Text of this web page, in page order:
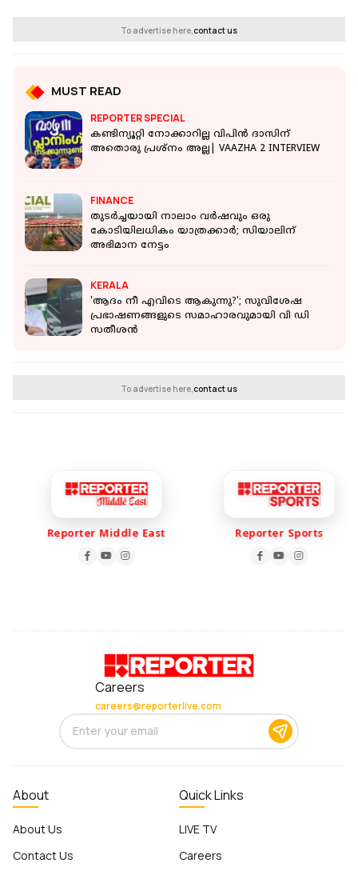
To advertise here,contact us
MUST READ
REPORTER SPECIAL
കണ്ടിന്യൂറ്റി നോക്കാറില്ല വിപിൻ ദാസിന്
അതൊരു പ്രശ്നം അല്ല| VAAZHA 2 INTERVIEW
FINANCE
തുടർച്ചയായി നാലാം വർഷവും ഒരു
കോടിയിലധികം യാത്രക്കാർ; സിയാലിന്
അഭിമാന നേട്ടം
KERALA
'ആദം നീ എവിടെ ആകുന്നു?'; സുവിശേഷ
പ്രഭാഷണങ്ങളുടെ സമാഹാരവുമായി വി ഡി
സതീശന്‍
To advertise here,contact us
Reporter Middle East Reporter Sports
Careers
careers@reporterlive.com
About
About Us
Contact Us
Quick Links
LIVE TV
Careers